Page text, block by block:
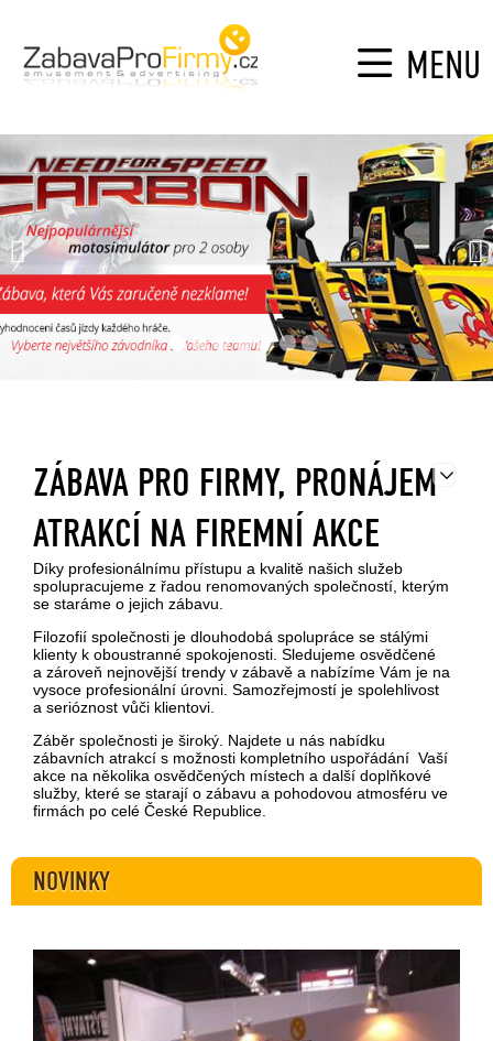
MENU
ZÁBAVA PRO FIRMY, PRONÁJEM
ATRAKCÍ NA FIREMNÍ AKCE
Díky profesionálnímu přístupu a kvalitě našich služeb
spolupracujeme z řadou renomovaných společností, kterým
se staráme o jejich zábavu.
Filozofií společnosti je dlouhodobá spolupráce se stálými
klienty k oboustranné spokojenosti. Sledujeme osvědčené
a zároveň nejnovější trendy v zábavě a nabízíme Vám je na
vysoce profesionální úrovni. Samozřejmostí je spolehlivost
a serióznost vůči klientovi.
Záběr společnosti je široký. Najdete u nás nabídku
zábavních atrakcí s možnosti kompletního uspořádání Vaší
akce na několika osvědčených místech a další doplňkové
služby, které se starají o zábavu a pohodovou atmosféru ve
firmách po celé České Republice.
NOVINKY